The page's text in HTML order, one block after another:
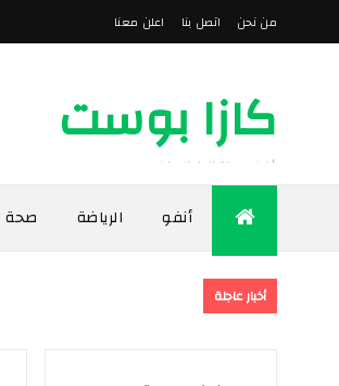
من نحن اتصل بنا اعلن معنا
كازا بوست
أخبار مدينة الدار البيضاء
أنفو الرياضة صحة
أخبار عاجلة